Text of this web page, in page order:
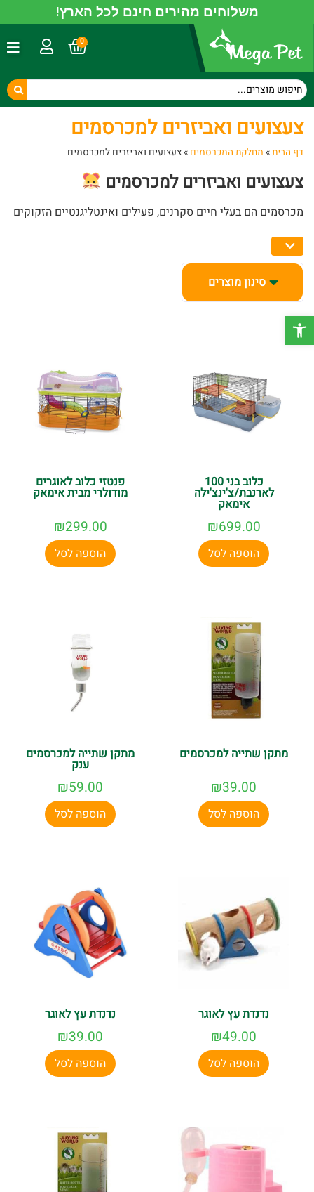
פתח סרגל נגישות
משלוחים מהירים חינם לכל הארץ!
0
צעצועים ואביזרים למכרסמים
דף הבית» מחלקת המכרסמים »צעצועים ואביזרים למכרסמים
צעצועים ואביזרים למכרסמים
מכרסמים הם בעלי חיים סקרנים, פעילים ואינטליגנטיים הזקוקים
בקטגוריית
מוצרים המותאמים לאוגרים, ארנבונים, שרקנים, צ'ינצ'ילות
ומכרסמים נוספים. בין המוצרים תוכלו למצוא צעצועי לעיסה
המסייעים בשמירה על בריאות השיניים, מנהרות ובתי מסתור
המעניקים תחושת ביטחון, גלגלי ריצה לפעילות גופנית, מתקני
משחק ואביזרי העשרה המעודדים חקר ומשחק.
איכות החיים של חיית המחמד שלכם, להפחית שעמום ולעודד
התנהגות טבעית ובריאה. אצלנו תוכלו ליהנות ממבחר מוצרים של
מותגים מובילים, מחירים משתלמים, מלאי זמין ושירות מקצועי
שיעזור לכם למצוא את הפתרון המתאים ביותר לצרכים של
את חיית המחמד שלכם בקלות ובנוחות.
סינון מוצרים
כלוב בני 100
לארנבת/צ'ינצ'ילה
אימאק
₪699.00
הוספה לסל
פנטזי כלוב לאוגרים
מודולרי מבית אימאק
₪299.00
הוספה לסל
מתקן שתייה למכרסמים
₪39.00
הוספה לסל
מתקן שתייה למכרסמים
ענק
₪59.00
הוספה לסל
נדנדת עץ לאוגר
₪49.00
הוספה לסל
נדנדת עץ לאוגר
₪39.00
הוספה לסל